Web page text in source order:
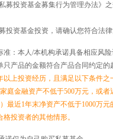
募投资基金募集行为管理办法》
投资基金投资，请确认您符合法
准：本人/本机构承诺具备相应风
只产品的金额符合产品合同约定的
以上投资经历，且满足以下条件
庭金融资产不低于500万元，或
最近1年末净资产不低于1000万
投资者的其他情形。